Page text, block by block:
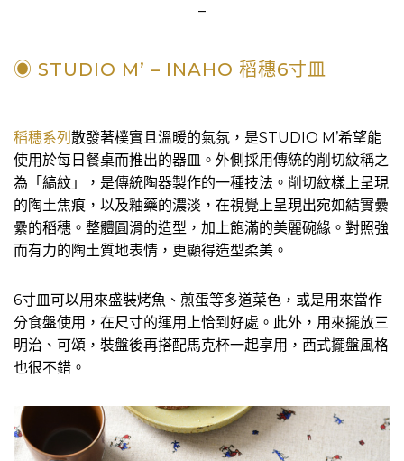
–
◉ STUDIO M’ – INAHO 稻穗6寸皿
稻穗系列 散發著樸實且溫暖的氣氛，是STUDIO M’希望能
使用於每日餐桌而推出的器皿。外側採用傳統的削切紋稱之
為「縞紋」，是傳統陶器製作的一種技法。削切紋樣上呈現
的陶土焦痕，以及釉藥的濃淡，在視覺上呈現出宛如結實纍
纍的稻穗。整體圓滑的造型，加上飽滿的美麗碗緣。對照強
而有力的陶土質地表情，更顯得造型柔美。
6寸皿可以用來盛裝烤魚、煎蛋等多道菜色，或是用來當作
分食盤使用，在尺寸的運用上恰到好處。此外，用來擺放三
明治、可頌，裝盤後再搭配馬克杯一起享用，西式擺盤風格
也很不錯。